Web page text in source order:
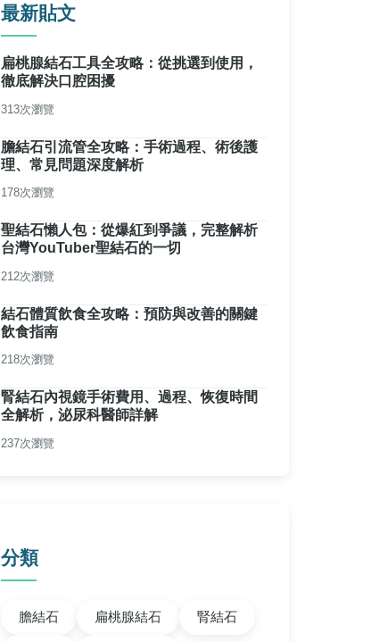
最新貼文
扁桃腺結石工具全攻略：從挑選到使用，
徹底解決口腔困擾
313次瀏覽
膽結石引流管全攻略：手術過程、術後護
理、常見問題深度解析
178次瀏覽
聖結石懶人包：從爆紅到爭議，完整解析
台灣YouTuber聖結石的一切
212次瀏覽
結石體質飲食全攻略：預防與改善的關鍵
飲食指南
218次瀏覽
腎結石內視鏡手術費用、過程、恢復時間
全解析，泌尿科醫師詳解
237次瀏覽
分類
膽結石 扁桃腺結石 腎結石